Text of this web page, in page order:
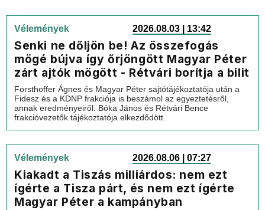
Vélemények 2026.08.03 | 13:42
Senki ne dőljön be! Az összefogás
mögé bújva így őrjöngött Magyar Péter
zárt ajtók mögött - Rétvári borítja a bilit
Forsthoffer Ágnes és Magyar Péter sajtótájékoztatója után a
Fidesz és a KDNP frakciója is beszámol az egyeztetésről,
annak eredményeiről. Bóka János és Rétvári Bence
frakcióvezetők tájékoztatója elkezdődött.
Vélemények 2026.08.06 | 07:27
Kiakadt a Tiszás milliárdos: nem ezt
ígérte a Tisza párt, és nem ezt ígérte
Magyar Péter a kampányban